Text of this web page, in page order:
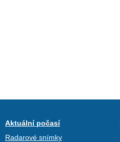
Aktuální počasí
Radarové snímky